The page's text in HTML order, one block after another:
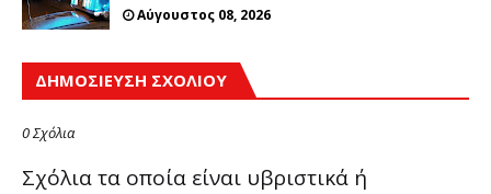
Αύγουστος 08, 2026
ΔΗΜΟΣΊΕΥΣΗ ΣΧΟΛΊΟΥ
0 Σχόλια
Σχόλια τα οποία είναι υβριστικά ή